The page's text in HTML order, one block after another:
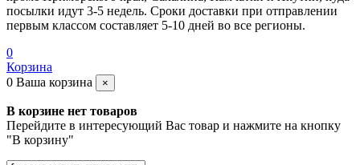
посылки идут 3-5 недель. Сроки доставки при отправлении
первым классом составляет 5-10 дней во все регионы.
0
Корзина
0 Ваша корзина ×
В корзине нет товаров
Перейдите в интересующий Вас товар и нажмите на кнопку
"В корзину"